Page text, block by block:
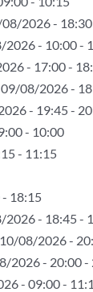
2026 -
2026 - 10:00 -
- 17:00 -
08/2026 -
- 19:45 -
- 10:00
- 11:15
18:15
2026 - 18:45 -
08/2026 -
2026 - 20:00 -
- 09:00 -